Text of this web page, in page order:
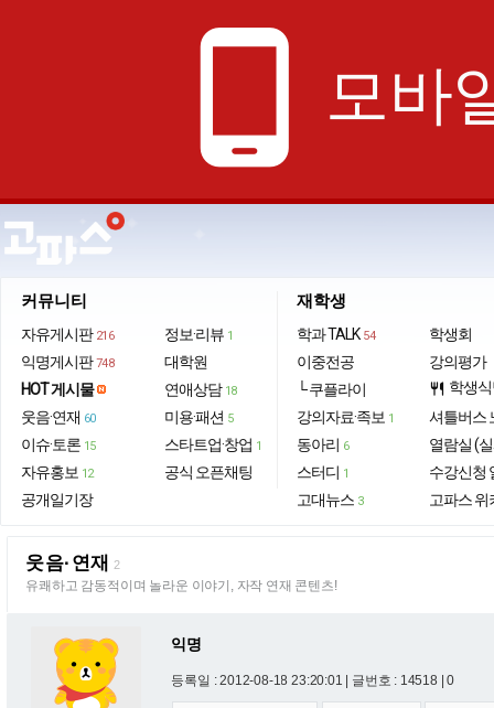
phone_android 모바
커뮤니티
자유게시판 216
익명게시판 748
HOT 게시물
웃음·연재 60
이슈·토론 15
자유홍보 12
공개일기장
정보·리뷰 1
대학원
연애상담 18
미용·패션 5
스타트업·창업 1
공식 오픈채팅
재학생
학과 TALK 54
이중전공
└ 쿠플라이
강의자료·족보 1
동아리 6
스터디 1
고대뉴스 3
학생회
강의평가
restaurant 학생
셔틀버스
열람실 (
수강신청
고파스 위
웃음·연재 2
유쾌하고 감동적이며 놀라운 이야기, 자작 연재 콘텐츠!
익명
등록일 : 2012-08-18 23:20:01 | 글번호 : 14518 | 0